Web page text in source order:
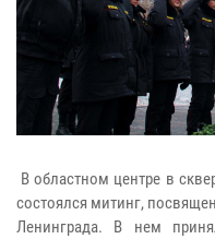
В областном центре в
состоялся митинг,
Ленинграда. В нем